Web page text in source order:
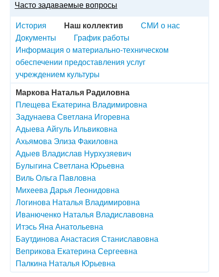
Часто задаваемые вопросы
История
Наш коллектив
СМИ о нас
Документы
График работы
Информация о материально-техническом
обеспечении предоставления услуг
учреждением культуры
Маркова Наталья Радиловна
Плещева Екатерина Владимировна
Задунаева Светлана Игоревна
Адыева Айгуль Ильвиковна
Ахьямова Элиза Факиловна
Адыев Владислав Нурхузяевич
Булыгина Светлана Юрьевна
Виль Ольга Павловна
Михеева Дарья Леонидовна
Логинова Наталья Владимировна
Иванюченко Наталья Владиславовна
Итэсь Яна Анатольевна
Баутдинова Анастасия Станиславовна
Веприкова Екатерина Сергеевна
Палкина Наталья Юрьевна